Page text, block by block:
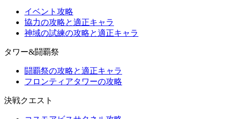
イベント攻略
協力の攻略と適正キャラ
神域の試練の攻略と適正キャラ
タワー&闘覇祭
闘覇祭の攻略と適正キャラ
フロンティアタワーの攻略
決戦クエスト